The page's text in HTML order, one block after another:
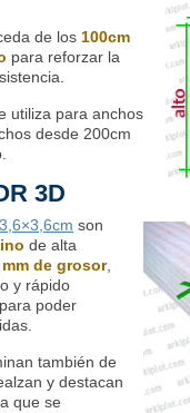
de los 100cm
para reforzar la
utiliza para anchos
desde 200cm
3D
son
de alta
de grosor,
y rápido
poder
también de
y destacan
que se